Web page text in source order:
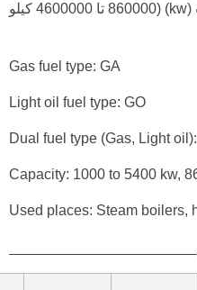
این مشعل 1000 تا 5400 کیلو وات (kw) (860000 تا 4600000 کیلو
Gas fuel type: GA
Light oil fuel type: GO
Dual fuel type (Gas, Light
Capacity: 1000 to 5400 kw,
Used places: Steam boilers,